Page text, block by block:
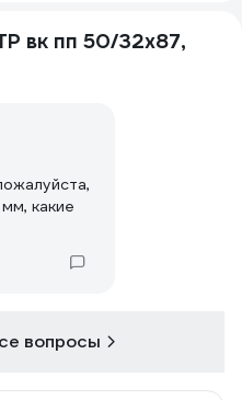
вк пп 50/32x87,
какие
вопросы